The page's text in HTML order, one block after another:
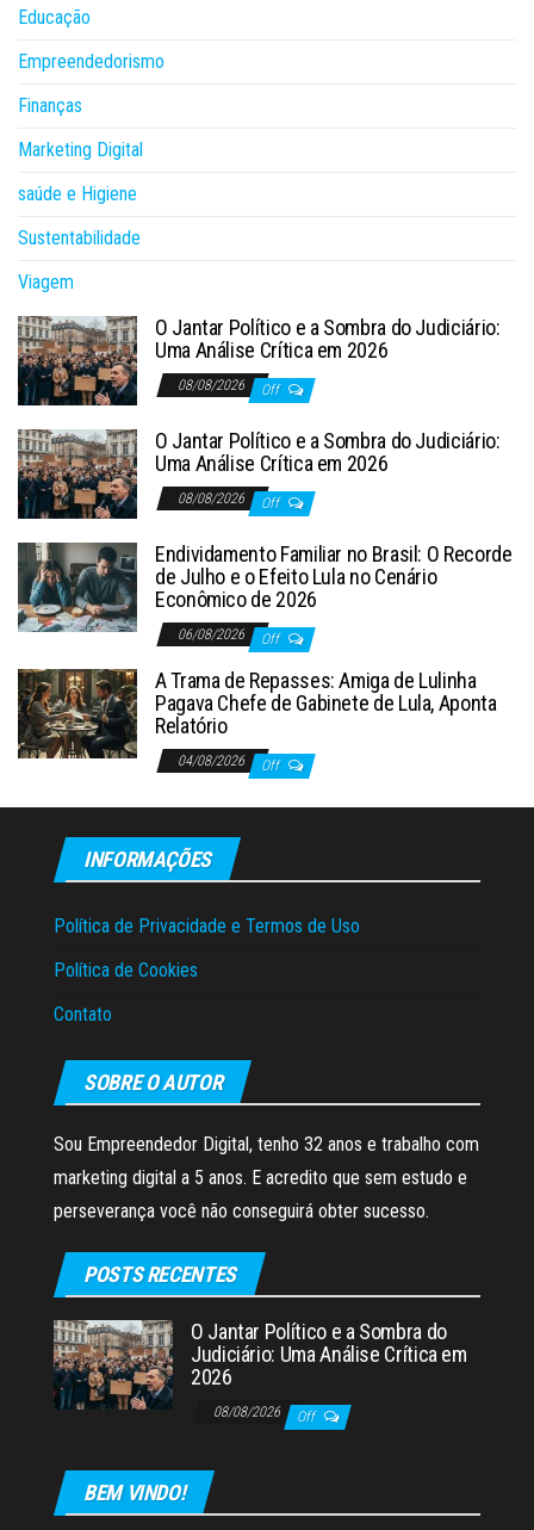
Educação
Empreendedorismo
Finanças
Marketing Digital
saúde e Higiene
Sustentabilidade
Viagem
O Jantar Político e a Sombra do Judiciário:
Uma Análise Crítica em 2026
08/08/2026 Off
O Jantar Político e a Sombra do Judiciário:
Uma Análise Crítica em 2026
08/08/2026 Off
Endividamento Familiar no Brasil: O Recorde
de Julho e o Efeito Lula no Cenário
Econômico de 2026
06/08/2026 Off
A Trama de Repasses: Amiga de Lulinha
Pagava Chefe de Gabinete de Lula, Aponta
Relatório
04/08/2026 Off
INFORMAÇÕES
Política de Privacidade e Termos de Uso
Política de Cookies
Contato
SOBRE O AUTOR
Sou Empreendedor Digital, tenho 32 anos e trabalho com
marketing digital a 5 anos. E acredito que sem estudo e
perseverança você não conseguirá obter sucesso.
POSTS RECENTES
O Jantar Político e a Sombra do
Judiciário: Uma Análise Crítica em
2026
08/08/2026 Off
BEM VINDO!